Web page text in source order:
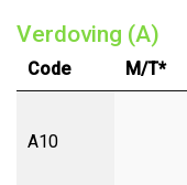
Verdoving (A)
Code M/T*
A10